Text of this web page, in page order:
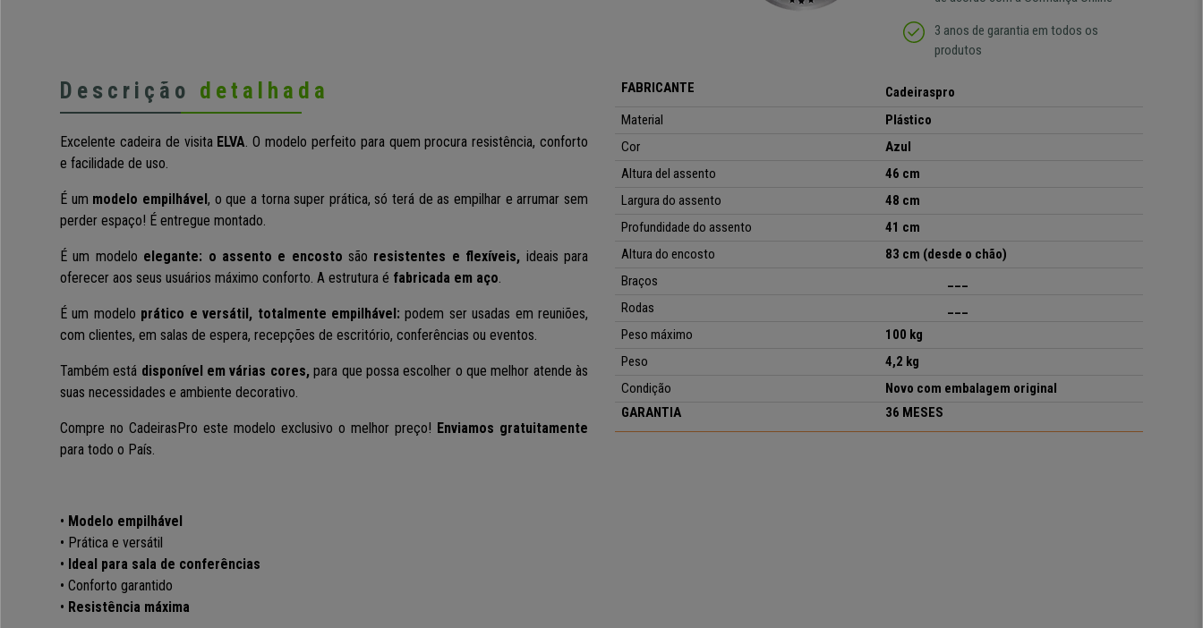
3 anos de garantia em todos os
produtos
Descrição detalhada
Excelente cadeira de visita ELVA. O modelo perfeito para quem procura resistência, conforto
e facilidade de uso.
É um modelo empilhável, o que a torna super prática, só terá de as empilhar e arrumar sem
perder espaço! É entregue montado.
É um modelo elegante: o assento e encostosão resistentes e flexíveis, ideais para
oferecer aos seus usuários máximo conforto. A estrutura é fabricada em aço.
É um modelo prático e versátil, totalmente empilhável: podem ser usadas em reuniões,
com clientes, em salas de espera, recepções de escritório, conferências ou eventos.
Também está disponível em várias cores,para que possa escolher o que melhor atende às
suas necessidades e ambiente decorativo.
Compre no CadeirasPro este modelo exclusivo o melhor preço! Enviamos gratuitamente
para todo o País.
• Modelo empilhável
• Prática e versátil
• Ideal para sala de conferências
• Conforto garantido
• Resistência máxima
FABRICANTE
Cadeiraspro
Material
Plástico
Cor
Azul
Altura del assento
46 cm
Largura do assento
48 cm
Profundidade do assento
41 cm
Altura do encosto
83 cm (desde o chão)
Braços
Rodas
Peso máximo
100 kg
Peso
4,2 kg
Condição
Novo com embalagem original
GARANTIA
36 MESES